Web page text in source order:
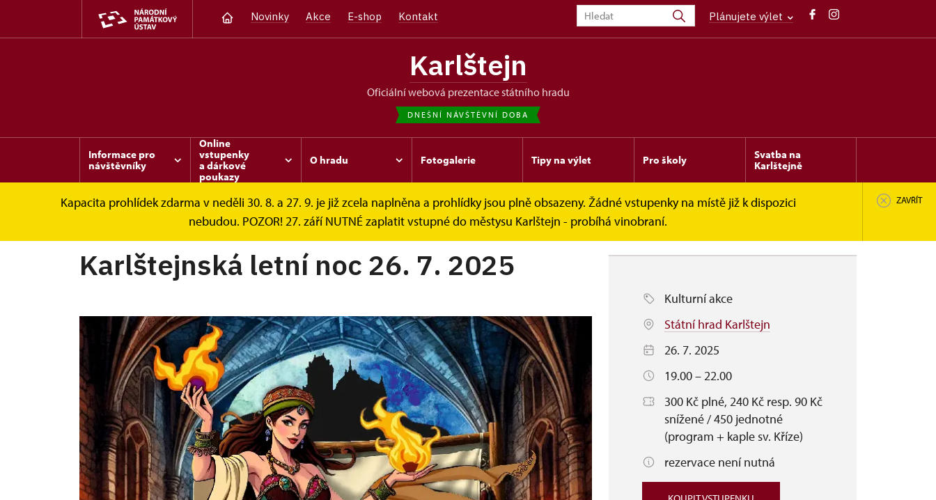
Novinky Akce E-shop Kontakt Plánujete výlet
Karlštejn
oficiální webová prezentace státního hradu
DNEŠNÍ NÁVŠTĚVNÍ DOBA
Informace pro
návštěvníky
Online
vstupenky
a dárkové
poukazy
O hradu Fotogalerie Tipy na výlet Pro školy
Svatba na
Karlštejně
Kapacita prohlídek zdarma v neděli 30. 8. a 27. 9. je již zcela naplněna a prohlídky jsou plně obsazeny. Žádné vstupenky na místě již k dispozici
nebudou. POZOR! 27. září NUTNÉ zaplatit vstupné do městysu Karlštejn - probíhá vinobraní.
ZAVŘÍT
Karlštejn Akce Karlštejnská letní noc 26. 7. 2025
Karlštejnská letní noc 26. 7. 2025
Kulturní akce
Státní hrad Karlštejn
26. 7. 2025
19.00 – 22.00
300 Kč plné, 240 Kč resp. 90 Kč
snížené / 450 jednotné
(program + kaple sv. Kříze)
rezervace není nutná